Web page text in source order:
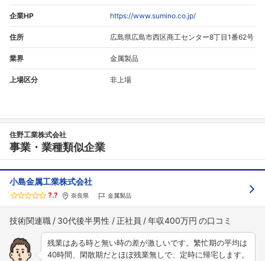
企業HP https://www.sumino.co.jp/
住所 広島県広島市西区商工センター8丁目1番62号
業界 金属製品
上場区分 非上場
住野工業株式会社
事業・業種類似企業
小島金属工業株式会社
?.? 奈良県 金属製品
技術関連職 30代後半男性 正社員 年収400万円
残業はある時と無い時の差が激しいです。繁忙期の平均は
40時間、閑散期だとほぼ残業無しで、定時に帰宅します。